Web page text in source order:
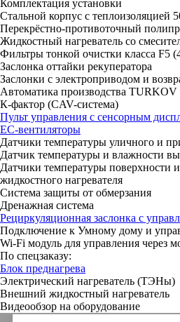
Комплектация установки
Стальной корпус с теплоизоляцией
Перекрёстно-противоточный
Жидкостный нагреватель со
Фильтры тонкой очистки класса F5
Заслонка оттайки рекуператора
Заслонки с электроприводом и
Автоматика производства TURKOV
К-фактор (CAV-система)
Пульт управления с сенсорным
ЕС-вентиляторы
Датчики температуры уличного и
Датчик температуры и влажности
Датчики температуры поверхности
жидкостного нагревателя
Система защиты от обмерзания
Дренажная система
Рециркуляционная заслонка с
Подключение к Умному дому и
Wi-Fi модуль для управления через
По спецзаказу:
Блок преднагрева
Электрический нагреватель (ТЭНы)
Внешний жидкостный нагреватель
Видеообзор на оборудование